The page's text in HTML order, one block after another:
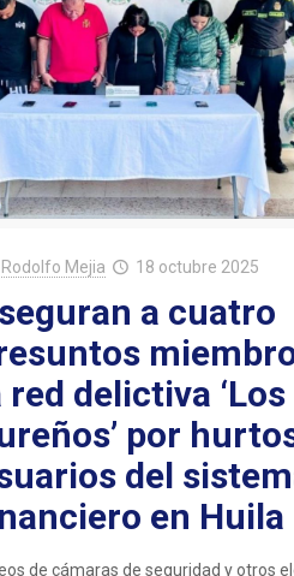
Rodolfo Mejia 18 octubre 2025
a cuatro
red delictiva ‘Los
por
del
en Huila
de cámaras de seguridad y otros